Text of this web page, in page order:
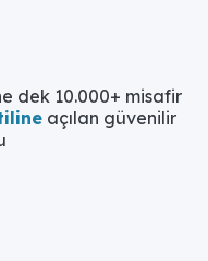
dek 10.000+ misafir
açılan güvenilir